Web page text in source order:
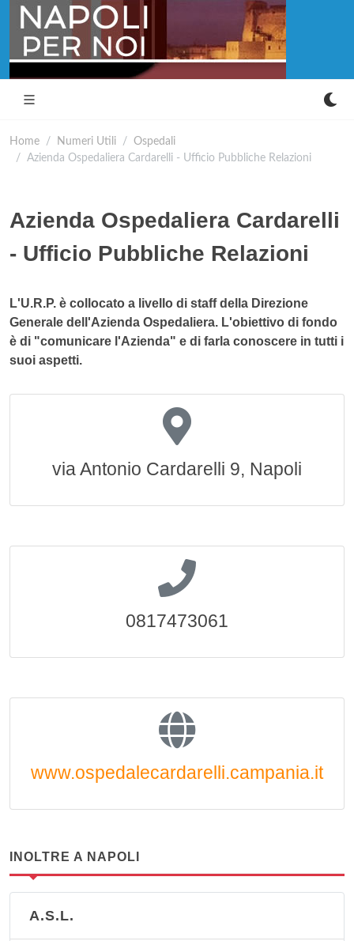
Home Numeri Utili
Ospedali
Azienda Ospedaliera Cardarelli - Ufficio Pubbliche Relazioni
Azienda Ospedaliera Cardarelli
- Ufficio Pubbliche Relazioni
L'U.R.P. è collocato a livello di staff della Direzione
Generale dell'Azienda Ospedaliera. L'obiettivo di fondo
è di "comunicare l'Azienda" e di farla conoscere in tutti i
suoi aspetti.
via Antonio Cardarelli 9, Napoli
0817473061
www.ospedalecardarelli.campania.it
INOLTRE A NAPOLI
A.S.L.